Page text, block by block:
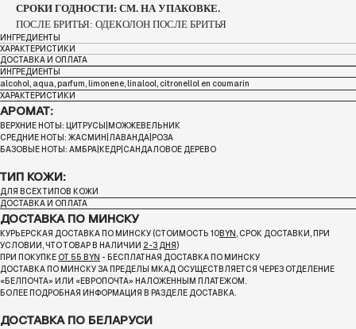
СРОКИ ГОДНОСТИ: СМ. НА УПАКОВКЕ.
ПОСЛЕ БРИТЬЯ: ОДЕКОЛОН ПОСЛЕ БРИТЬЯ
ИНГРЕДИЕНТЫ
ХАРАКТЕРИСТИКИ
ДОСТАВКА И ОПЛАТА
ИНГРЕДИЕНТЫ
alcohol, aqua, parfum, limonene, linalool, citronellol en coumarin
ХАРАКТЕРИСТИКИ
АРОМАТ:
ВЕРХНИЕ НОТЫ: ЦИТРУСЫ|МОЖЖЕВЕЛЬНИК
СРЕДНИЕ НОТЫ: ЖАСМИН|ЛАВАНДА|РОЗА
БАЗОВЫЕ НОТЫ: АМБРА|КЕДР|САНДАЛОВОЕ ДЕРЕВО
ТИП КОЖИ:
ДЛЯ ВСЕХ ТИПОВ КОЖИ
ДОСТАВКА И ОПЛАТА
ДОСТАВКА ПО МИНСКУ
КУРЬЕРСКАЯ ДОСТАВКА ПО МИНСКУ (СТОИМОСТЬ 10BYN, СРОК ДОСТАВКИ, ПРИ
УСЛОВИИ, ЧТО ТОВАР В НАЛИЧИИ 2-3 ДНЯ )
ПРИ ПОКУПКЕ ОТ 55 BYN - БЕСПЛАТНАЯ ДОСТАВКА ПО МИНСКУ
ДОСТАВКА ПО МИНСКУ ЗА ПРЕДЕЛЫ МКАД ОСУЩЕСТВЛЯЕТСЯ ЧЕРЕЗ ОТДЕЛЕНИЕ
«БЕЛПОЧТА» ИЛИ «ЕВРОПОЧТА» НАЛОЖЕННЫМ ПЛАТЕЖОМ.
БОЛЕЕ ПОДРОБНАЯ ИНФОРМАЦИЯ В РАЗДЕЛЕ ДОСТАВКА.
ДОСТАВКА ПО БЕЛАРУСИ